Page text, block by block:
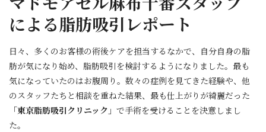
マドモアゼル麻布十番スタッフ
による脂肪吸引レポート
日々、多くのお客様の術後ケアを担当するなかで、自分自身の脂
肪が気になり始め、脂肪吸引を検討するようになりました。最も
気になっていたのはお腹周り。数々の症例を見てきた経験や、他
のスタッフたちと相談を重ねた結果、最も仕上がりが綺麗だった
「東京脂肪吸引クリニック」 で手術を受けることを決意しまし
た。